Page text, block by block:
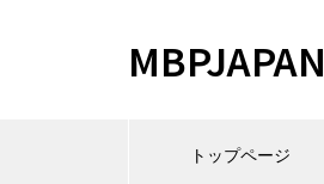
MBPJAPAN
トップページ